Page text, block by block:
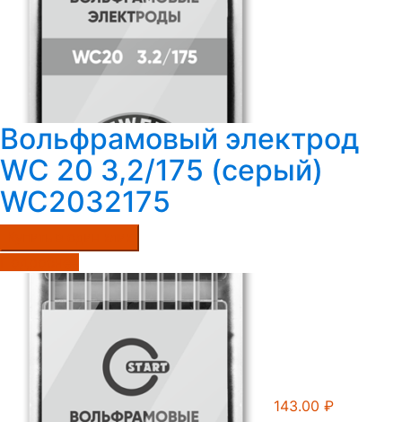
Вольфрамовый электрод
WС 20 3,2/175 (серый)
WC2032175
143.00 ₽